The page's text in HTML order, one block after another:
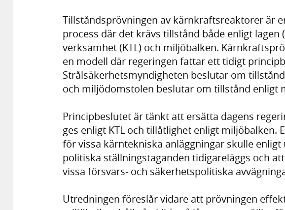
Tillståndsprövningen av kärnkraftsreaktorer är
process där det krävs tillstånd både enligt lagen
verksamhet (KTL) och miljöbalken.
en modell där regeringen fattar ett tidigt
Strålsäkerhetsmyndigheten beslutar om
och miljödomstolen beslutar om tillstånd enligt
Principbeslutet är tänkt att ersätta dagens
ges enligt KTL och tillåtlighet enligt miljöbalken.
för vissa kärntekniska anläggningar skulle
politiska ställningstaganden tidigareläggs och
vissa försvars- och säkerhetspolitiska
Utredningen föreslår vidare att prövningen